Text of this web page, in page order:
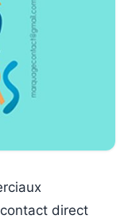
direct